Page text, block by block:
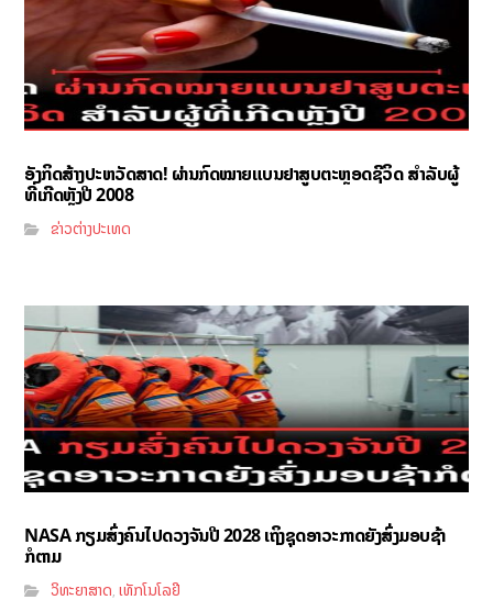
ອັງກິດສ້າງປະຫວັດສາດ! ຜ່ານກົດໝາຍແບນຢາສູບຕະຫຼອດຊີວິດ ສຳລັບຜູ້
ທີ່ເກີດຫຼັງປີ 2008
ຂ່າວຕ່າງປະເທດ
NASA ກຽມສົ່ງຄົນໄປດວງຈັນປີ 2028 ເຖິງຊຸດອາວະກາດຍັງສົ່ງມອບຊ້າ
ກໍຕາມ
ວິທະຍາສາດ,ເທັກໂນໂລຢີ